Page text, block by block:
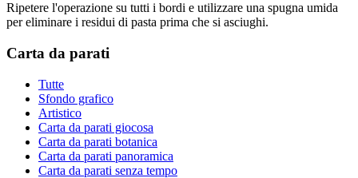
Ripetere l'operazione su tutti i bordi e utilizzare una spugna umida
per eliminare i residui di pasta prima che si asciughi.
Carta da parati
Tutte
Sfondo grafico
Artistico
Carta da parati giocosa
Carta da parati botanica
Carta da parati panoramica
Carta da parati senza tempo